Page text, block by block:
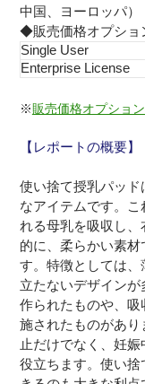
中国、ヨーロッパ）
◆販売価格オプショ
Single User
Enterprise License
※販売価格オプショ
【レポートの概要】
使い捨て授乳パッド
なアイテムです。
れる母乳を吸収し
的に、柔らかい素
す。特徴としては、
立たないデザイン
作られたものや、
施されたものがあ
止だけでなく、妊
役立ちます。使い